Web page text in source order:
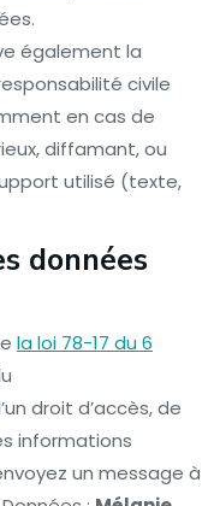
également la
civile
en cas de
diffamant, ou
utilisé (texte,
données
la loi 78-17 du 6
droit d’accès, de
informations
un message à